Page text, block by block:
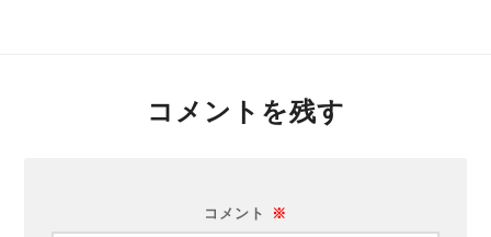
コメントを残す
コメント ※